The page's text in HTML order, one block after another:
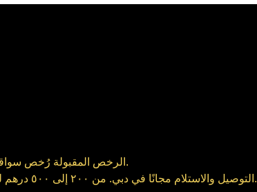
الرخص المقبولة رُخص سواقة سارية من أمريكا، بريطانيا، كندا، أوروبا، مجلس التعاون، وغيرهم.
التوصيل والاستلام مجانًا في دبي. من ٢٠٠ إلى ٥٠٠ درهم لباقي الإمارات. الاستلام لازم يكون بإشعار قبل من ٣ إلى ٦ ساعات.